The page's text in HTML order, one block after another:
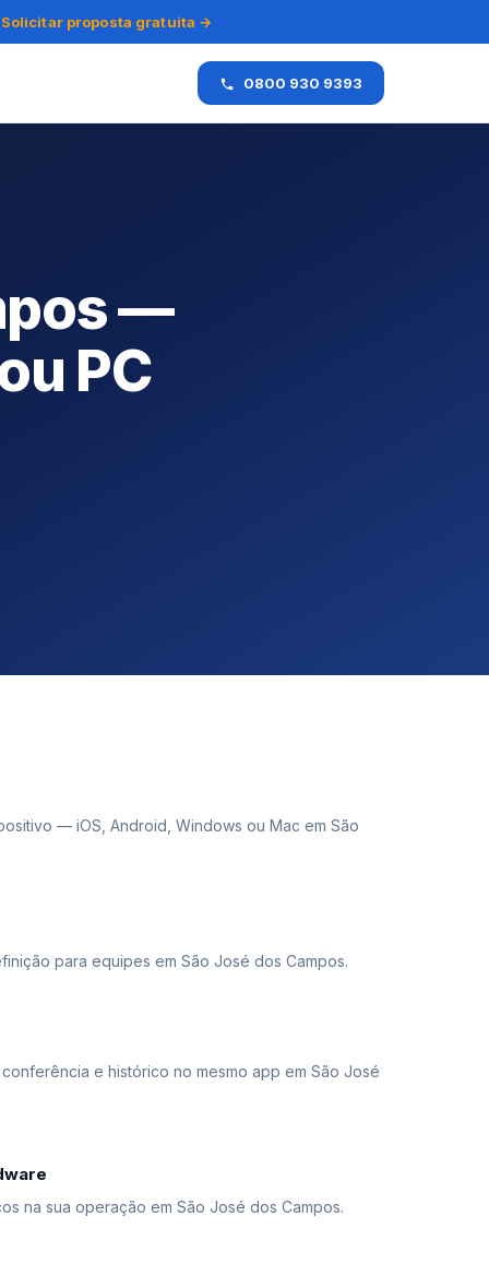
Solicitar proposta gratuita →
0800 930 9393
—
PC
— iOS, Android, Windows ou Mac em São
para equipes em São José dos Campos.
e histórico no mesmo app em São José
na sua operação em São José dos Campos.